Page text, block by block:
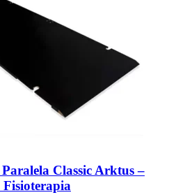
Classic Arktus –